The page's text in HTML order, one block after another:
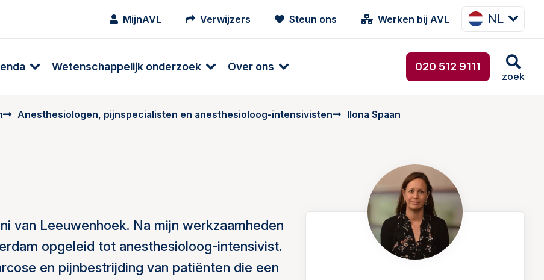
MijnAVL Verwijzers Steun ons Werken bij AVL NL
Wetenschappelijk onderzoek Over ons 020 512 9111
zoek
Anesthesiologen, pijnspecialisten en anesthesioloog-intensivisten Ilona Spaan
van Leeuwenhoek. Na mijn werkzaamheden
opgeleid tot anesthesioloog-intensivist.
en pijnbestrijding van patiënten die een